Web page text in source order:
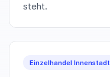
steht.
Einzelhandel Innenstadt